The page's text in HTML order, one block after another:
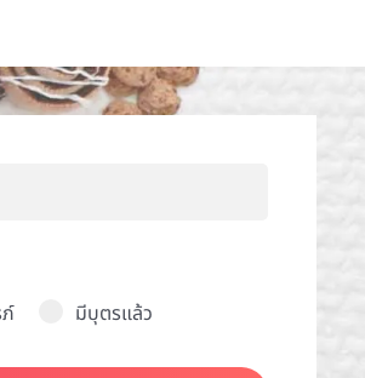
มีบุตรแล้ว